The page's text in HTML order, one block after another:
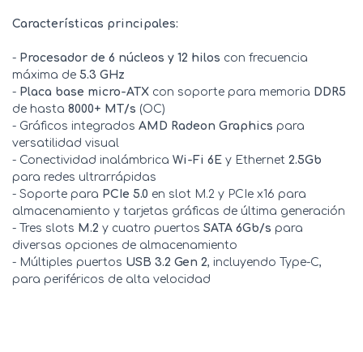
Características principales:
- Procesador de 6 núcleos y 12 hilos con frecuencia
máxima de 5.3 GHz
- Placa base micro-ATX con soporte para memoria DDR5
de hasta 8000+ MT/s (OC)
- Gráficos integrados AMD Radeon Graphics para
versatilidad visual
- Conectividad inalámbrica Wi-Fi 6E y Ethernet 2.5Gb
para redes ultrarrápidas
- Soporte para PCIe 5.0 en slot M.2 y PCIe x16 para
almacenamiento y tarjetas gráficas de última generación
- Tres slots M.2 y cuatro puertos SATA 6Gb/s para
diversas opciones de almacenamiento
- Múltiples puertos USB 3.2 Gen 2, incluyendo Type-C,
para periféricos de alta velocidad